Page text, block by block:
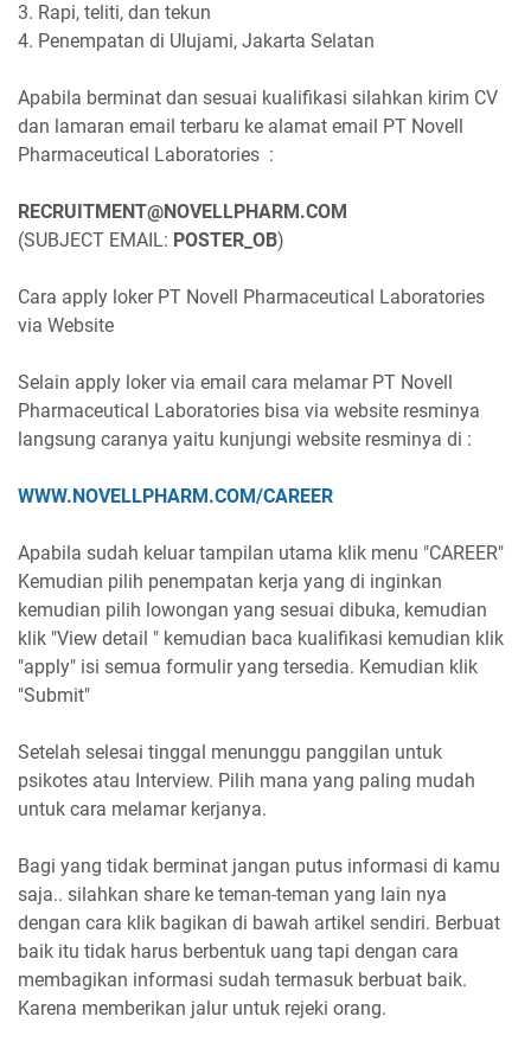
3. Rapi, teliti, dan tekun
4. Penempatan di Ulujami, Jakarta Selatan
Apabila berminat dan sesuai kualifikasi silahkan kirim CV
dan lamaran email terbaru ke alamat email PT Novell
Pharmaceutical Laboratories :
RECRUITMENT@NOVELLPHARM.COM
(SUBJECT EMAIL: POSTER_OB)
Cara apply loker PT Novell Pharmaceutical Laboratories
via Website
Selain apply loker via email cara melamar PT Novell
Pharmaceutical Laboratories bisa via website resminya
langsung caranya yaitu kunjungi website resminya di :
WWW.NOVELLPHARM.COM/CAREER
Apabila sudah keluar tampilan utama klik menu "CAREER"
Kemudian pilih penempatan kerja yang di inginkan
kemudian pilih lowongan yang sesuai dibuka, kemudian
klik "View detail " kemudian baca kualifikasi kemudian klik
"apply" isi semua formulir yang tersedia. Kemudian klik
"Submit"
Setelah selesai tinggal menunggu panggilan untuk
psikotes atau Interview. Pilih mana yang paling mudah
untuk cara melamar kerjanya.
Bagi yang tidak berminat jangan putus informasi di kamu
saja.. silahkan share ke teman-teman yang lain nya
dengan cara klik bagikan di bawah artikel sendiri. Berbuat
baik itu tidak harus berbentuk uang tapi dengan cara
membagikan informasi sudah termasuk berbuat baik.
Karena memberikan jalur untuk rejeki orang.